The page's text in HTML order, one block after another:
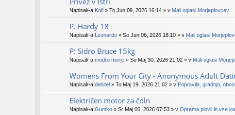
Napisal/-a Kofi » To Jun 09, 2026 16:14 » v Mali oglasi Morjeplovcev
P. Hardy 18
Napisal/-a Leonardo » So Jun 06, 2026 18:10 » v Mali oglasi
P: Sidro Bruce 15kg
Napisal/-a modro morje » So Maj 30, 2026 21:02 » v Mali oglasi
Womens From Your City - Anonymous Adult
Napisal/-a debitel » To Maj 19, 2026 21:02 » v Popravila, gradnja,
Električen motor za čoln
Napisal/-a Gumko » Sr Maj 06, 2026 07:53 » v Oprema plovil in vse